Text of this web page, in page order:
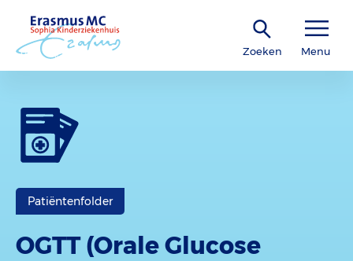
Zoeken Menu
Patiëntenfolder
OGTT (Orale Glucose